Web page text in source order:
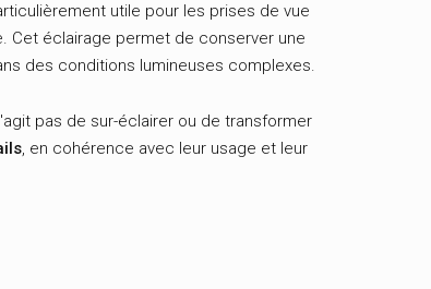
utile pour les prises de vue
Cet éclairage permet de conserver une
des conditions lumineuses complexes.
pas de sur-éclairer ou de transformer
, en cohérence avec leur usage et leur